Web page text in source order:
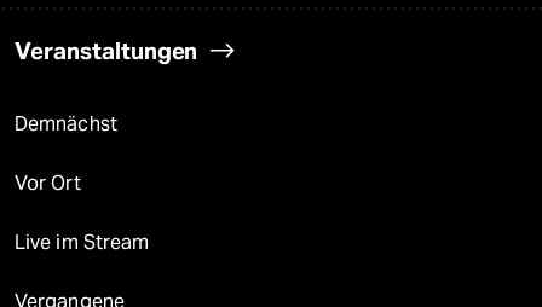
Veranstaltungen
Demnächst
Vor Ort
Live im Stream
Vergangene